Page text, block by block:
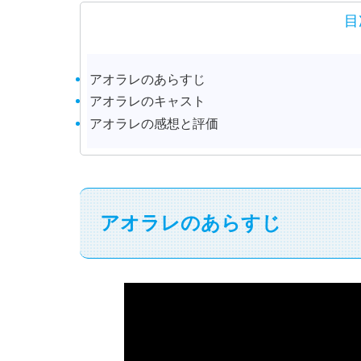
アオラレのあらすじ
アオラレのキャスト
アオラレの感想と評価
アオラレのあらすじ